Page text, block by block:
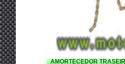
AMORTECEDOR